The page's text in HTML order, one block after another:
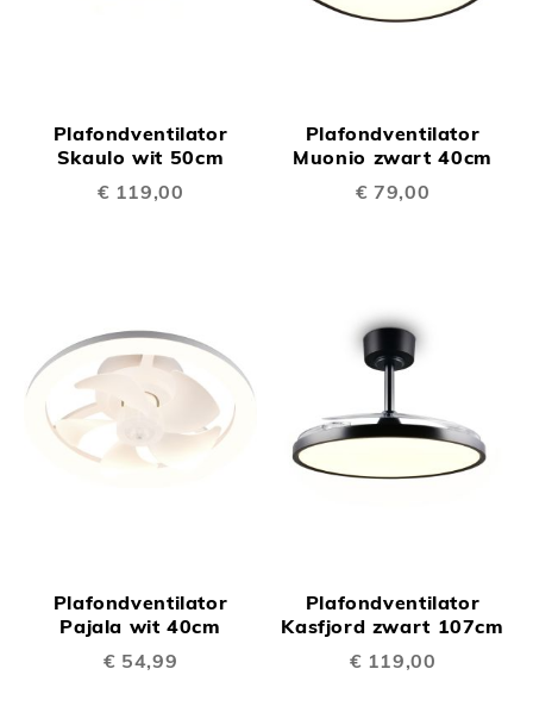
Plafondventilator
Skaulo wit 50cm
€ 119,00
Plafondventilator
Muonio zwart 40cm
€ 79,00
Plafondventilator
Pajala wit 40cm
€ 54,99
Plafondventilator
Kasfjord zwart 107cm
€ 119,00